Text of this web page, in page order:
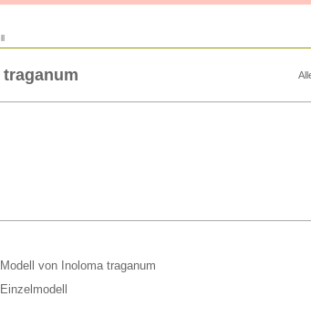
Modell von Inoloma traganum
Einzelmodell